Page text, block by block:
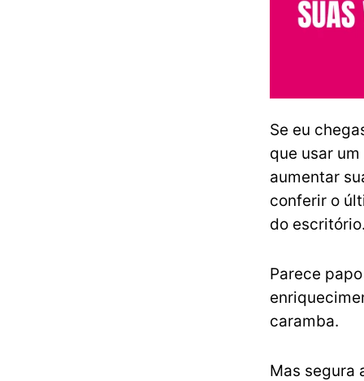
Se eu
que usar
aumentar
conferir o
do escritório.
Parece
caramba.
Mas segura